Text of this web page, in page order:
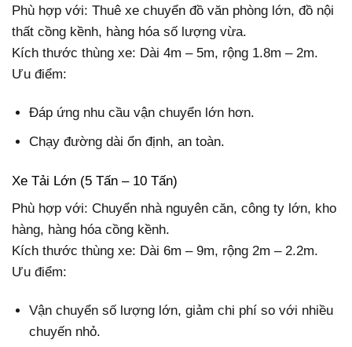
Phù hợp với: Thuê xe chuyển đồ văn phòng lớn, đồ nội
thất cồng kềnh, hàng hóa số lượng vừa.
Kích thước thùng xe: Dài 4m – 5m, rộng 1.8m – 2m.
Ưu điểm:
Đáp ứng nhu cầu vận chuyển lớn hơn.
Chạy đường dài ổn định, an toàn.
Xe Tải Lớn (5 Tấn – 10 Tấn)
Phù hợp với: Chuyển nhà nguyên căn, công ty lớn, kho
hàng, hàng hóa cồng kềnh.
Kích thước thùng xe: Dài 6m – 9m, rộng 2m – 2.2m.
Ưu điểm:
Vận chuyển số lượng lớn, giảm chi phí so với nhiều
chuyến nhỏ.